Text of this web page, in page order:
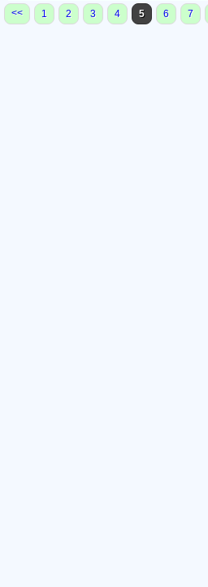
<< 1 2 3 4 5 6 7